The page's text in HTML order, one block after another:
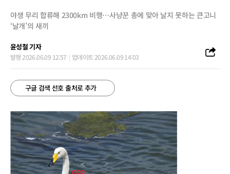
야생 무리 합류해 2300km 비행…사냥꾼 총에 맞아 날지 못하는 큰고니
‘날개’의 새끼
윤성철 기자
발행 2026.06.09 12:57 업데이트 2026.06.09 14:03
구글 검색 선호 출처로 추가